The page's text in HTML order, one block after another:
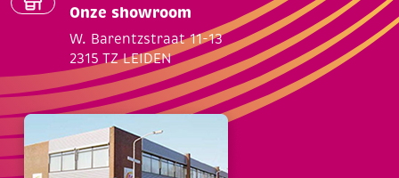
Onze showroom
W. Barentzstraat 11-13
2315 TZ LEIDEN